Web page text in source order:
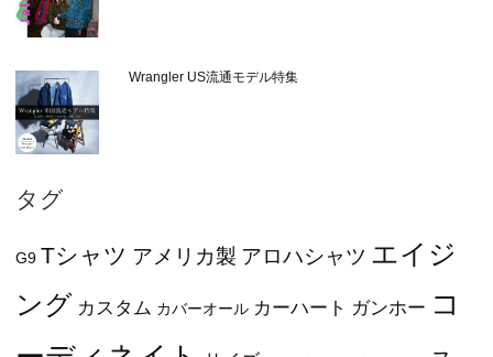
Wrangler US流通モデル特集
タグ
G9 Tシャツ アメリカ製 アロハシャツ エイジ
ング カスタム カバーオール カーハート ガンホー コ